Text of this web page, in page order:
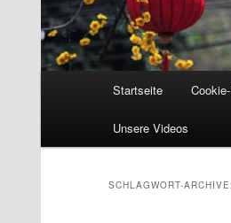
Startseite
Unsere Videos
SCHLAGWORT-ARCHIVE: